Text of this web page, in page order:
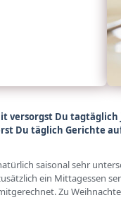
versorgst Du
Du täglich Gerichte
saisonal sehr
ein Mittagessen
Zu